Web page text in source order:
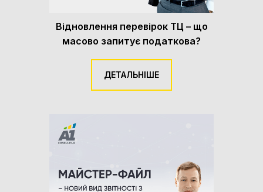
Відновлення перевірок ТЦ – що
масово запитує податкова?
ДЕТАЛЬНІШЕ